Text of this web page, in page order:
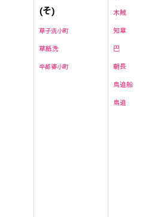
(そ)
草子洗小町
草紙洗
卒都婆小町
木賊
知章
巴
朝長
鳥追船
鳥追